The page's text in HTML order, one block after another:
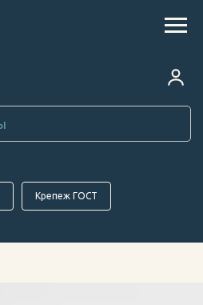
Крепеж ГОСТ